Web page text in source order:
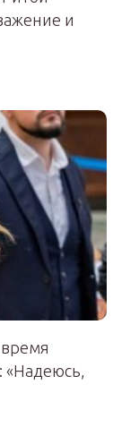
и
«Надеюсь,